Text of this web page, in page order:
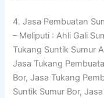
4. Jasa Pembuatan
– Meliputi : Ahli Gali
Tukang Suntik Sumur
Jasa Tukang
Bor, Jasa Tukang
Suntik Sumur Bor,